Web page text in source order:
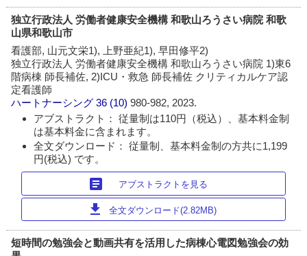
独立行政法人 労働者健康安全機構 和歌山ろうさい病院 和歌
山県和歌山市
看護部, 山元文栄1), 上野亜紀1), 早田修平2)
独立行政法人 労働者健康安全機構 和歌山ろうさい病院 1)東6
階病棟 師長補佐, 2)ICU・救急 師長補佐 クリティカルケア認
定看護師
ハートナーシング 36 (10)980-982, 2023.
アブストラクト： 従量制は110円（税込）、基本料金制
は基本料金に含まれます。
全文ダウンロード： 従量制、基本料金制の方共に1,199
円(税込) です。
article アブストラクトを見る
download 全文ダウンロード(2.82MB)
短時間の勉強会と動画共有を活用した病棟心電図勉強会の効